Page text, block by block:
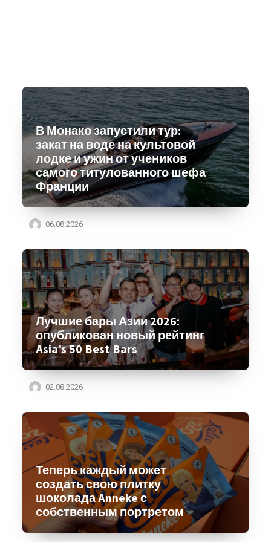
В Монако запустили тур:
закат на воде на культовой
лодке и ужин от учеников
самого титулованного шефа
Франции
06.08.2026
Лучшие бары Азии 2026:
опубликован новый рейтинг
Asia’s 50 Best Bars
02.08.2026
Теперь каждый может
создать свою плитку
шоколада Anneke с
собственным портретом